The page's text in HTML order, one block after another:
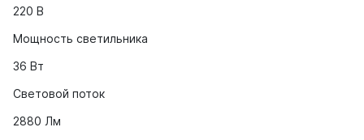
220 В
Мощность светильника
36 Вт
Световой поток
2880 Лм